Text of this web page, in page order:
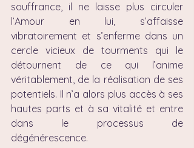
souffrance, il ne laisse plus circuler
l’Amour en lui, s’affaisse
vibratoirement et s’enferme dans un
cercle vicieux de tourments qui le
détournent de ce qui l’anime
véritablement, de la réalisation de ses
potentiels. Il n’a alors plus accès à ses
hautes parts et à sa vitalité et entre
dans le processus de
dégénérescence.